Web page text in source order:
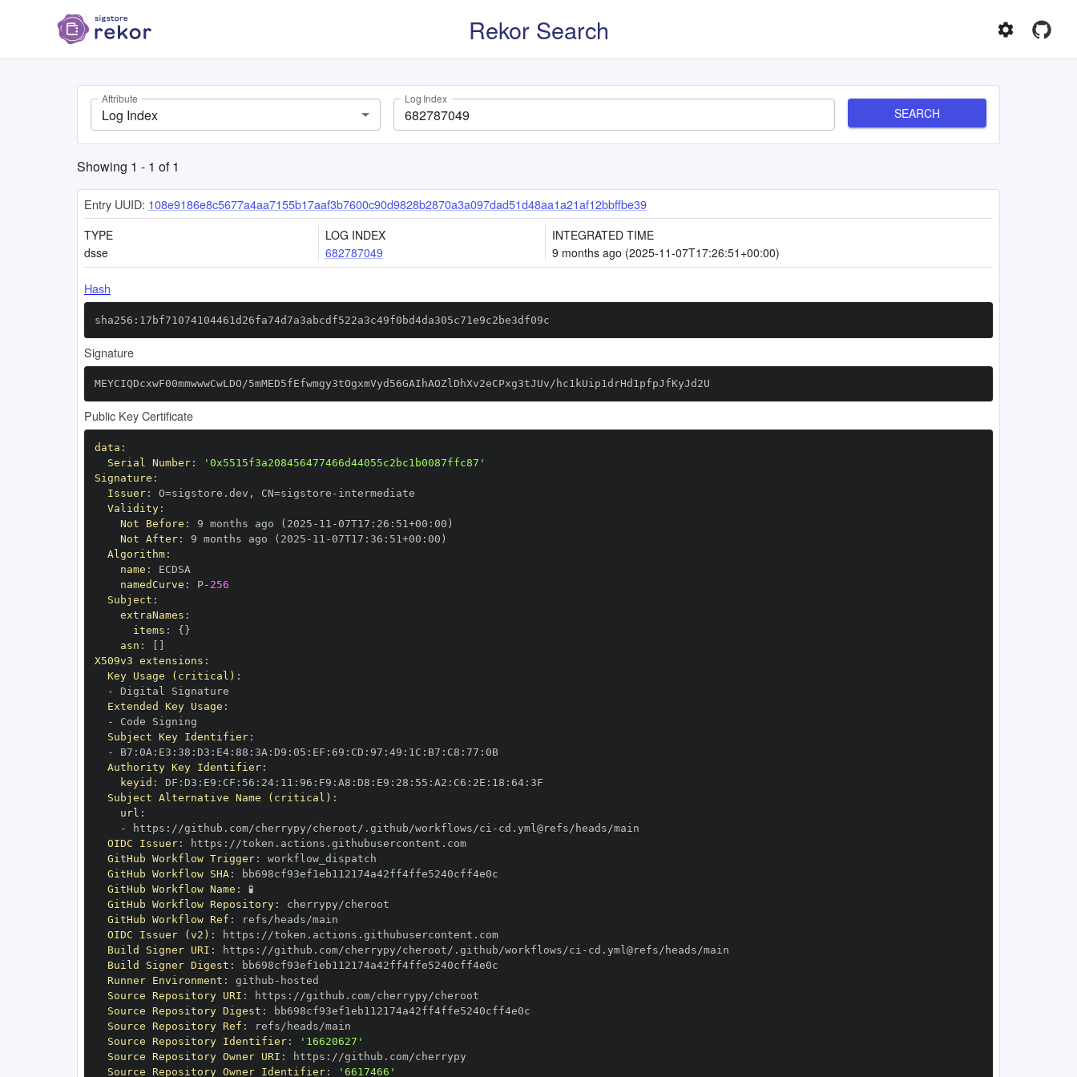
Rekor Search
Attribute
Log Index
Log Index
SEARCH
Showing 1 - 1 of1
Entry UUID: 108e9186e8c5677a4aa7155b17aaf3b7600c90d9828b2870a3a097dad51d48aa1a21af12bbffbe39
TYPE
dsse
LOG INDEX
682787049
INTEGRATED TIME
9 months ago (2025-11-07T17:26:51+00:00)
Hash
sha256:17bf71074104461d26fa74d7a3abcdf522a3c49f0bd4da305c71e9c2be3df09c
Signature
MEYCIQDcxwF00mmwwwCwLDO/5mMED5fEfwmgy3tOgxmVyd56GAIhAOZlDhXv2eCPxg3tJUv/hc1kUip1drHd1pfpJfKyJd2U
Public Key Certificate
data :
Serial Number:
'0x5515f3a208456477466d44055c2bc1b0087ffc87'
Signature :
Issuer: O=sigstore.dev , CN=sigstore -
Validity:
Not Before : 9 months ago (2025 - 11 -07T17 : 26 : 51+00 :
Not After: 9 months ago (2025 - 11 -07T17 : 36 : 51+00 :
Algorithm:
name :
namedCurve : P- 256
Subject :
extraNames :
items : { }
asn :
X509v3 extensions :
Key Usage (critical) :
-
Extended Key Usage :
-
Subject Key Identifier:
-
B7 : 0A : E3 : 38 : D3 : E4: 88 : 3A : D9 : 05 : EF : 69 : CD : 97 : 49 : 1C : B7 : C8 : 77 :
0B
Authority Key Identifier:
keyid : DF : D3 : E9 : CF : 56 : 24: 11 : 96 : F9 : A8 : D8 : E9 : 28 : 55 : A2 : C6 : 2E : 18 : 64:
Subject Alternative Name (critical) :
url :
-
https : //github.com/cherrypy/cheroot/.github/workflows/ci -
OIDC Issuer: https :
//token.actions.githubusercontent.com
GitHub Workflow Trigger:
GitHub Workflow SHA:
GitHub Workflow Name :
🧪
GitHub Workflow Repository:
GitHub Workflow Ref :
OIDC Issuer (v2) : https :
//token.actions.githubusercontent.com
Build Signer URI : https : //github.com/cherrypy/cheroot/.github/workflows/ci -
Build Signer Digest :
Runner Environment : github -
Source Repository URI : https :
Source Repository Digest :
Source Repository Ref :
Source Repository Identifier:
'16620627'
Source Repository Owner URI : https :
Source Repository Owner Identifier: '6617466'